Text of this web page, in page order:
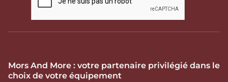
Mors And More : votre partenaire privilégié dans le
choix de votre équipement